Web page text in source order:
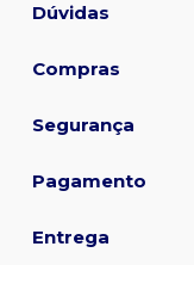
Dúvidas
Compras
Segurança
Pagamento
Entrega